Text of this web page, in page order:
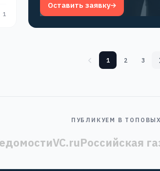
1
Оставить заявку
1 2 3
ПУБЛИКУЕМ В
VC.ruРоссийская